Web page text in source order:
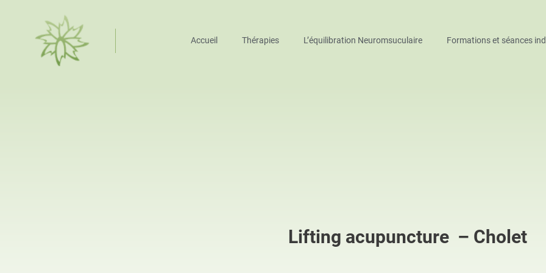
Accueil Thérapies L’équilibration Neuromsuculaire Formations et séances
Lifting acupuncture – Cholet